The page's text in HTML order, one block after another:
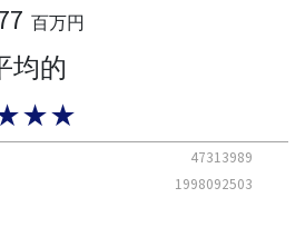
百万円
均的
47313989
1998092503